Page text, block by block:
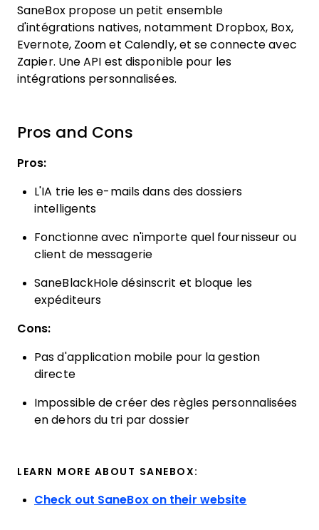
SaneBox propose un petit ensemble
d'intégrations natives, notamment Dropbox, Box,
Evernote, Zoom et Calendly, et se connecte avec
Zapier. Une API est disponible pour les
intégrations personnalisées.
Pros and Cons
Pros:
L'IA trie les e-mails dans des dossiers
intelligents
Fonctionne avec n'importe quel fournisseur ou
client de messagerie
SaneBlackHole désinscrit et bloque les
expéditeurs
Cons:
Pas d'application mobile pour la gestion
directe
Impossible de créer des règles personnalisées
en dehors du tri par dossier
LEARN MORE ABOUT SANEBOX:
Check out SaneBox on their website